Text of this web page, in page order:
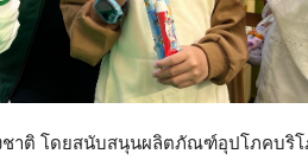
งชาติ โดยสนับสนุนผลิตภัณฑ์อุปโภคบริ